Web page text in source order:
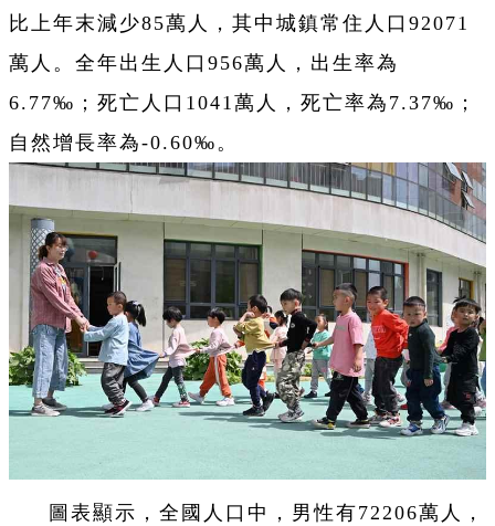
比上年末減少85萬人，其中城鎮常住人口92071
萬人。全年出生人口956萬人，出生率為
6.77‰；死亡人口1041萬人，死亡率為7.37‰；
自然增長率為-0.60‰。
圖表顯示，全國人口中，男性有72206萬人，